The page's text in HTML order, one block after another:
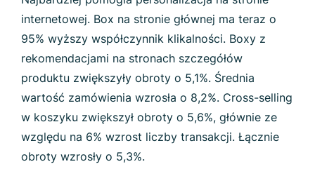
internetowej. Box na stronie głównej ma teraz o
95% wyższy współczynnik klikalności. Boxy z
rekomendacjami na stronach szczegółów
produktu zwiększyły obroty o 5,1%. Średnia
wartość zamówienia wzrosła o 8,2%. Cross-selling
w koszyku zwiększył obroty o 5,6%, głównie ze
względu na 6% wzrost liczby transakcji. Łącznie
obroty wzrosły o 5,3%.